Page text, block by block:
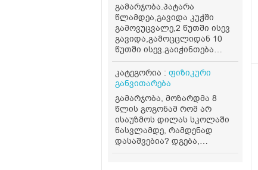
ექიმის მითითებით,
თვითნებურად არ
შეწყვიტოთ. ბუნებრივად:
ხელს უწყობს თბილი
ორთქლის ინჰალაცია,
თბილი წყლის მიღება.
მოერიდეთ სიცივეს,
სიგარეტის კვამლს და
მძაფრ სუნებს. თუ ყოველ
გაციებაზე თავიდან იწყება
ქოშინი, აუცილებლად
მიმართეთ პულმონოლოგს
— შეიძლება დაგჭირდეთ
ხანგრძლივი
გამარჯობა.პატარა
წლამდეა,გავიდა კუჭში
გამოვუცვალე,2 წუთში ისევ
გავიდა,გამოცცლიდან 10
წუთში ისევ.გაიჭინთება
გავა.აშლილი არაა,ღამეც
მშვიდად ეძინა,გუშინ
საღამოსაც ეგრე გააკეთა
თვითონ ბავშვი არ წუხს
კატეგორია : ფიზიკური
განვითარება
გამარჯობა, მოზარდმა 8
წლის გოგონამ რომ არ
ისაუზმოს დილას სკოლაში
წასვლამდე, რამდენად
დასაშვებია? დგება,
იღვიძებს 8 საათზე,